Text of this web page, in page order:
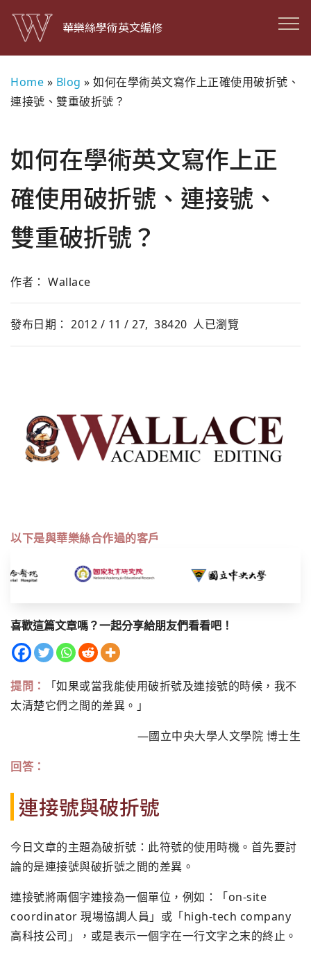
華樂絲學術英文編修
Home » Blog » 如何在學術英文寫作上正確使用破折號、
連接號、雙重破折號？
如何在學術英文寫作上正
確使用破折號、連接號、
雙重破折號？
作者： Wallace
發布日期： 2012 / 11 / 27, 38420 人已瀏覽
以下是與華樂絲合作過的客戶
喜歡這篇文章嗎？一起分享給朋友們看看吧！
提問：
「如果或當我能使用破折號及連接號的時候，我不
太清楚它們之間的差異。」
―國立中央大學人文學院 博士生
回答：
連接號與破折號
今日文章的主題為破折號：此符號的使用時機。首先要討
論的是連接號與破折號之間的差異。
連接號將兩個字連接為一個單位，例如：「on-site
coordinator 現場協調人員」或「high-tech company
高科技公司」，或是表示一個字在一行文字之末的終止。